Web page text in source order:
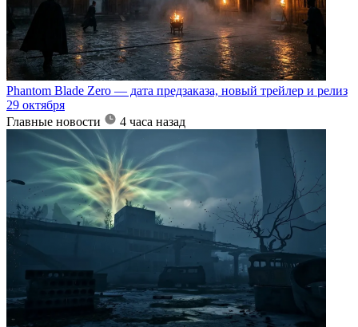
Phantom Blade Zero — дата предзаказа, новый трейлер и релиз
29 октября
Главные новости
4 часа назад